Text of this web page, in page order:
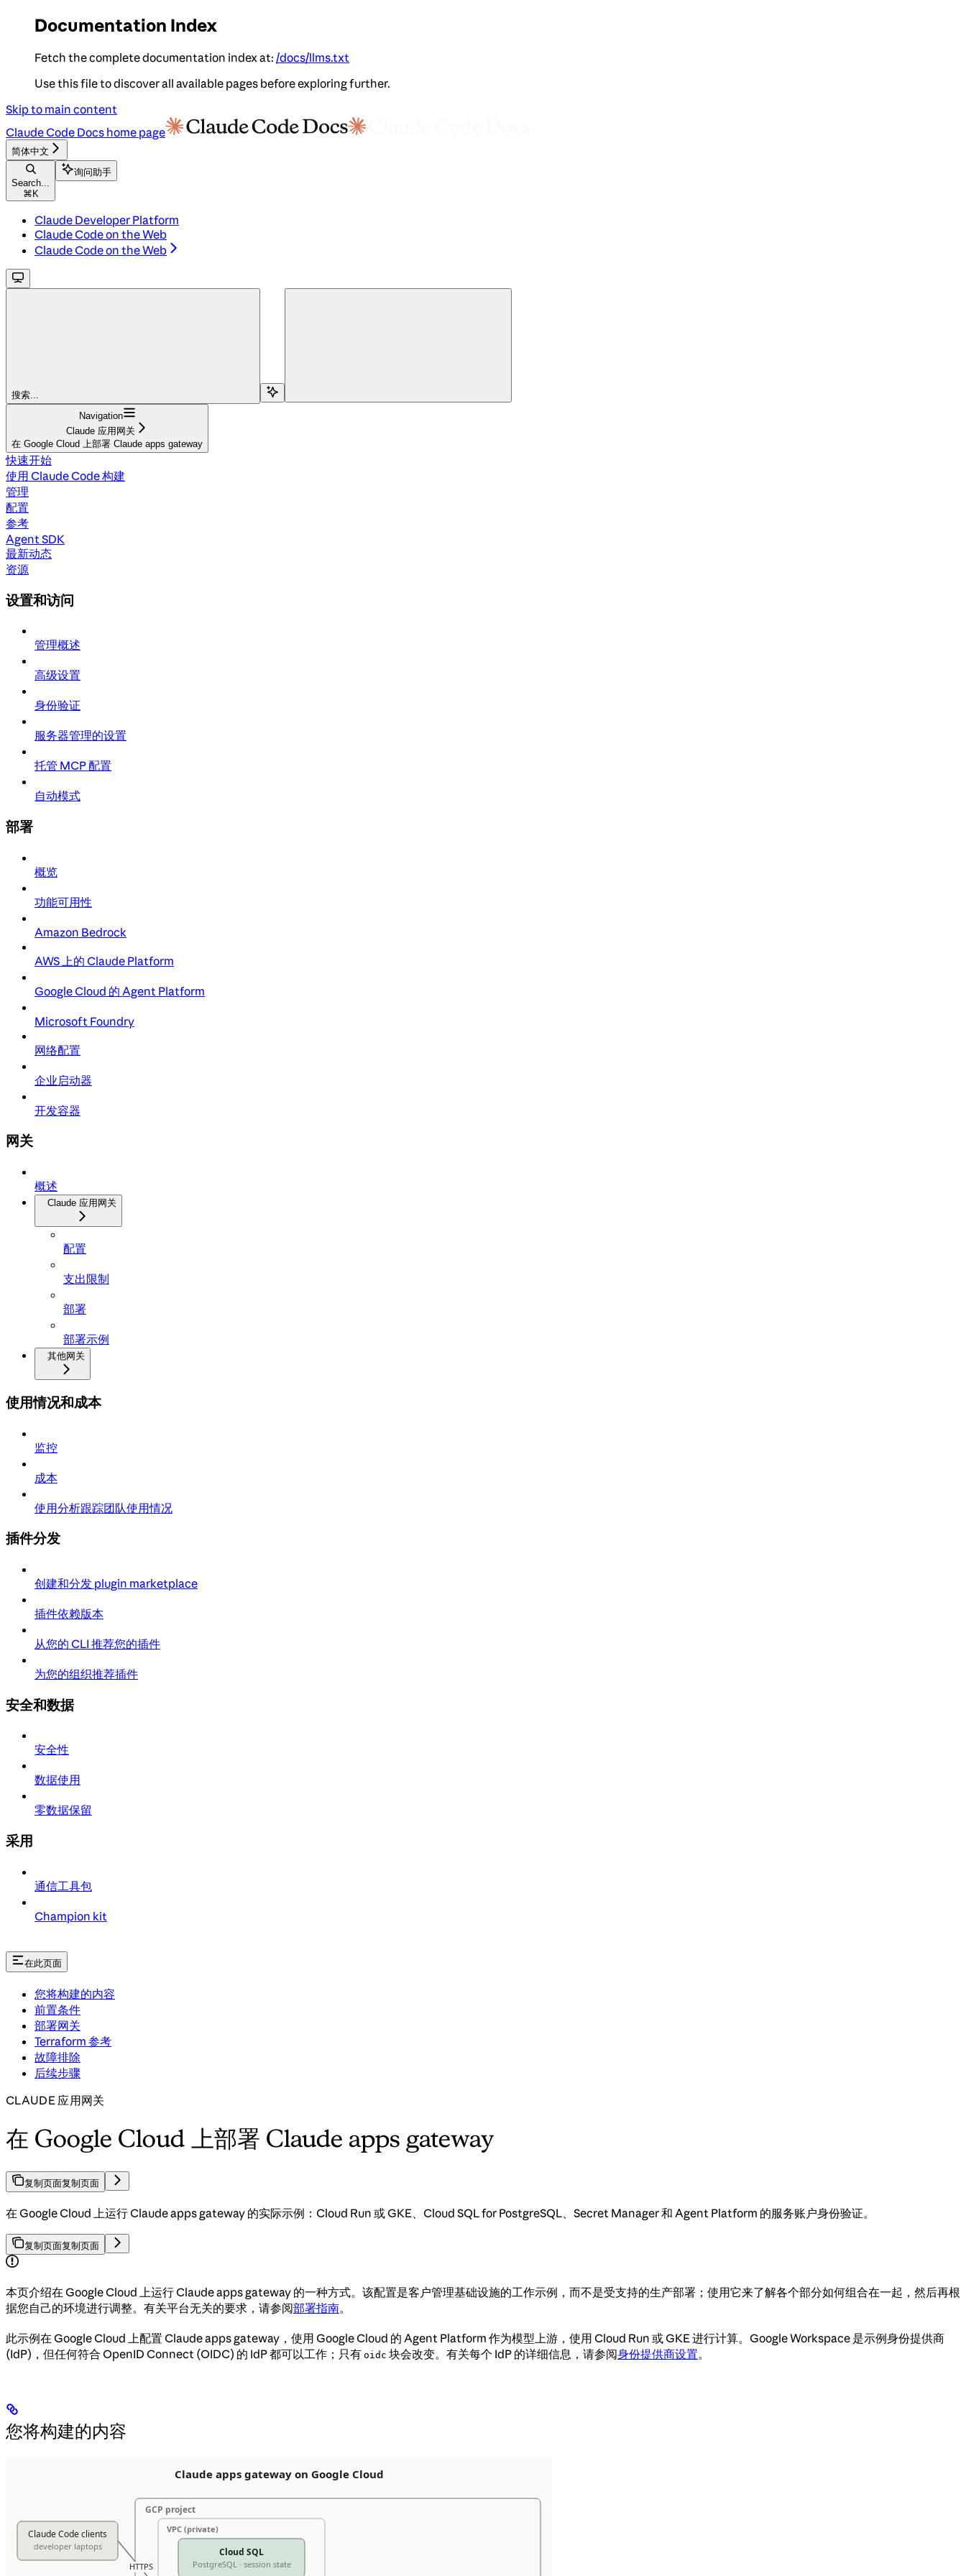
Documentation Index
Fetch the complete documentation index at: /docs/llms.txt
Use this file to discover all available pages before exploring further.
Skip to main content
Claude Code Docs home page
简体中文
Search...
⌘ K
询问助手
Claude Developer Platform
Claude Code on the Web
Claude Code on the Web
搜索...
Navigation
Claude 应用网关
在 Google Cloud 上部署 Claude apps gateway
快速开始
使用 Claude Code 构建
管理
配置
参考
Agent SDK
最新动态
资源
设置和访问
管理概述
高级设置
身份验证
服务器管理的设置
托管 MCP 配置
自动模式
部署
概览
功能可用性
Amazon Bedrock
AWS 上的 Claude Platform
Google Cloud 的 Agent Platform
Microsoft Foundry
网络配置
企业启动器
开发容器
网关
概述
Claude 应用网关
配置
支出限制
部署
部署示例
其他网关
使用情况和成本
监控
成本
使用分析跟踪团队使用情况
插件分发
创建和分发 plugin marketplace
插件依赖版本
从您的 CLI 推荐您的插件
为您的组织推荐插件
安全和数据
安全性
数据使用
零数据保留
采用
通信工具包
Champion kit
在此页面
您将构建的内容
前置条件
部署网关
Terraform 参考
故障排除
后续步骤
CLAUDE 应用网关
在 Google Cloud 上部署 Claude apps gateway
复制页面复制页面
在 Google Cloud 上运行 Claude apps gateway 的实际示例：Cloud Run 或 GKE、Cloud SQL for PostgreSQL、Secret Manager 和 Agent Platform 的服务账户身份验证。
复制页面复制页面
本页介绍在 Google Cloud 上运行 Claude apps gateway 的一种方式。该配置是客户管理基础设施的工作示例，而不是受支持的生产部署；使用它来了解各个部分如何组合在一起，然后再根
据您自己的环境进行调整。有关平台无关的要求，请参阅部署指南。
此示例在 Google Cloud 上配置 Claude apps gateway，使用 Google Cloud 的 Agent Platform 作为模型上游，使用 Cloud Run 或 GKE 进行计算。Google Workspace 是示例身份提供商
(IdP)，但任何符合 OpenID Connect (OIDC) 的 IdP 都可以工作；只有 oidc 块会改变。有关每个 IdP 的详细信息，请参阅身份提供商设置。
您将构建的内容